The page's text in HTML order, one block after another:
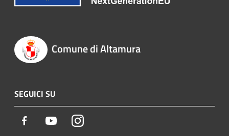
Comune di Altamura
SEGUICI SU
Facebook YoutubeInstagram